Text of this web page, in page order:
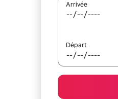
Arrivée
Départ